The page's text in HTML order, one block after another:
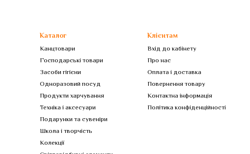
Каталог
Канцтовари
Господарські товари
Засоби гігієни
Одноразовий посуд
Продукти харчування
Техніка і аксесуари
Подарунки та сувеніри
Школа і творчість
Колекції
Клієнтам
Вхід до кабінету
Про нас
Оплата і доставка
Повернення товару
Контактна інформація
Політика конфіденційності